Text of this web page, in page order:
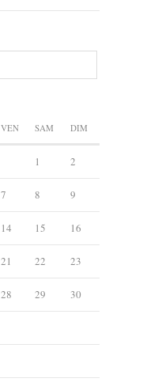
VEN SAM DIM
1 2
7 8 9
14 15 16
21 22 23
28 29 30